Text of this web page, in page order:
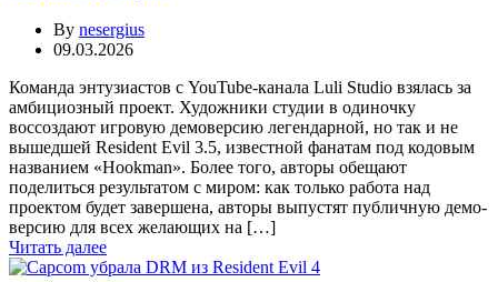
By nesergius
09.03.2026
Команда энтузиастов с YouTube-канала Luli Studio взялась за
амбициозный проект. Художники студии в одиночку
воссоздают игровую демоверсию легендарной, но так и не
вышедшей Resident Evil 3.5, известной фанатам под кодовым
названием «Hookman». Более того, авторы обещают
поделиться результатом с миром: как только работа над
проектом будет завершена, авторы выпустят публичную демо-
версию для всех желающих на […]
Читать далее